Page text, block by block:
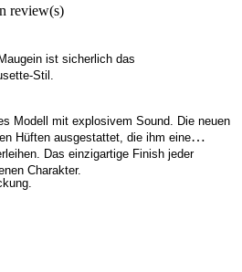
review(s)
ist sicherlich das
Stil.
Modell mit explosivem Sound. Die neuen
Hüften ausgestattet, die ihm eine
Das einzigartige Finish jeder
Charakter.